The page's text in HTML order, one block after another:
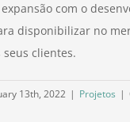
com o
disponibilizar no
seus clientes.
13th, 2022 | Projetos |